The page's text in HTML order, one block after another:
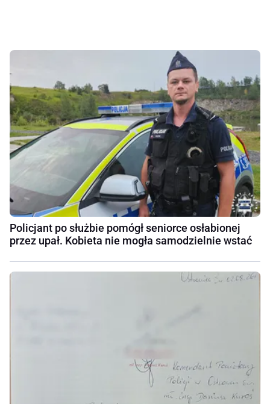
Policjant po służbie pomógł seniorce osłabionej
przez upał. Kobieta nie mogła samodzielnie wstać